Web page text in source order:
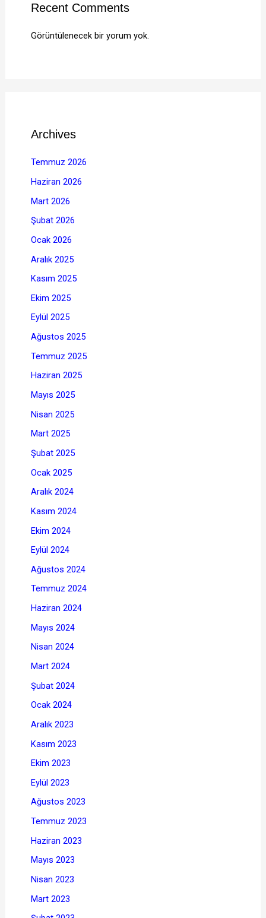
Recent Comments
Görüntülenecek bir yorum yok.
Archives
Temmuz 2026
Haziran 2026
Mart 2026
Şubat 2026
Ocak 2026
Aralık 2025
Kasım 2025
Ekim 2025
Eylül 2025
Ağustos 2025
Temmuz 2025
Haziran 2025
Mayıs 2025
Nisan 2025
Mart 2025
Şubat 2025
Ocak 2025
Aralık 2024
Kasım 2024
Ekim 2024
Eylül 2024
Ağustos 2024
Temmuz 2024
Haziran 2024
Mayıs 2024
Nisan 2024
Mart 2024
Şubat 2024
Ocak 2024
Aralık 2023
Kasım 2023
Ekim 2023
Eylül 2023
Ağustos 2023
Temmuz 2023
Haziran 2023
Mayıs 2023
Nisan 2023
Mart 2023